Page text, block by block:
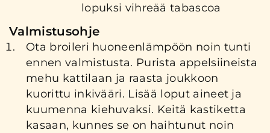
lopuksi vihreää tabascoa
Valmistusohje
Ota broileri huoneenlämpöön noin tunti
ennen valmistusta. Purista appelsiineista
mehu kattilaan ja raasta joukkoon
kuorittu inkivääri. Lisää loput aineet ja
kuumenna kiehuvaksi. Keitä kastiketta
kasaan, kunnes se on haihtunut noin